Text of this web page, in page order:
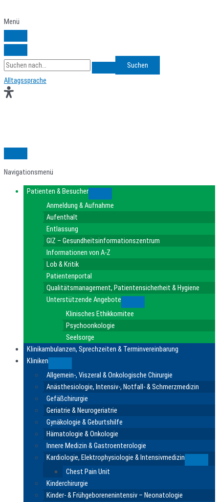
Inhalt
springen
Menü
Search
for:
Alltagssprache
Navigationsmenü
Patienten & Besucher
Anmeldung & Aufnahme
Aufenthalt
Entlassung
GIZ – Gesundheitsinformationszentrum
Informationen von A-Z
Lob & Kritik
Patientenportal
Qualitätsmanagement, Patientensicherheit & Hygiene
Unterstützende Angebote
Klinisches Ethikkomitee
Psychoonkologie
Seelsorge
Klinikambulanzen, Sprechzeiten & Terminvereinbarung
Kliniken
Allgemein-, Viszeral & Onkologische Chirurgie
Anästhesiologie, Intensiv-, Notfall- & Schmerzmedizin
Gefäßchirurgie
Geriatrie & Neurogeriatrie
Gynäkologie & Geburtshilfe
Hämatologie & Onkologie
Innere Medizin & Gastroenterologie
Kardiologie, Elektrophysiologie & Intensivmedizin
Chest Pain Unit
Kinderchirurgie
Kinder- & Frühgeborenenintensiv – Neonatologie